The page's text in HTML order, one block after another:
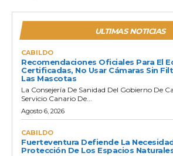
ULTIMAS NOTICIAS
CABILDO
Recomendaciones Oficiales Para El
Certificadas, No Usar Cámaras Sin
Las Mascotas
La Consejería De Sanidad Del Gobierno De
Servicio Canario De...
Agosto 6, 2026
CABILDO
Fuerteventura Defiende La
Protección De Los Espacios